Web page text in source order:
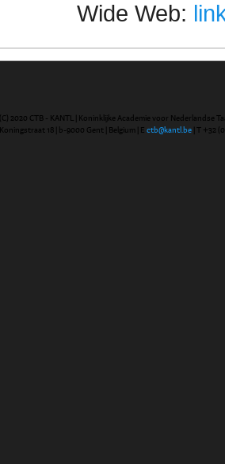
Wide Web:
(C) 2020 CTB - KANTL | Koninklijke Academie voor Nederlandse
Koningstraat 18 | b-9000 Gent | Belgium | E ctb@kantl.be | T +32